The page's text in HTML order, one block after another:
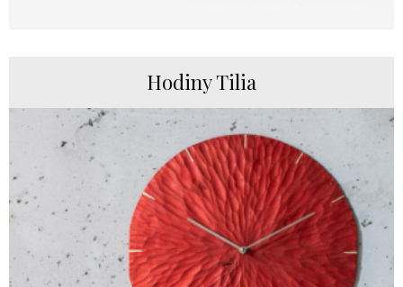
Hodiny Tilia